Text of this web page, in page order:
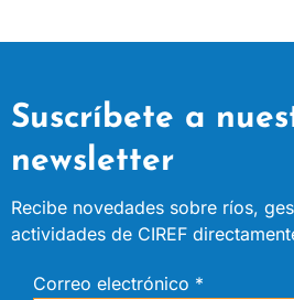
c
ó
n
Suscríbete a
newsletter
Recibe novedades sobre ríos,
actividades de CIREF
Correo electrónico *